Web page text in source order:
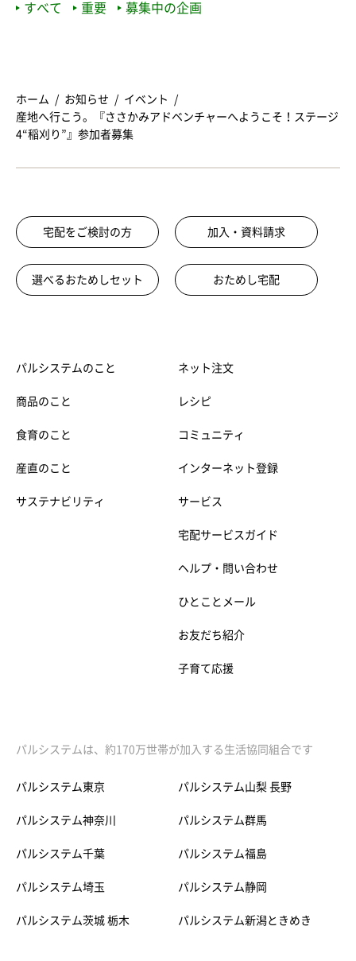
すべて 重要 募集中の企画
ホーム お知らせ
イベント
産地へ行こう。『ささかみアドベンチャーへようこそ！ステージ
4“稲刈り”』参加者募集
宅配をご検討の方 加入・資料請求
選べるおためしセット おためし宅配
パルシステムのこと
商品のこと
食育のこと
産直のこと
サステナビリティ
ネット注文
レシピ
コミュニティ
インターネット登録
サービス
宅配サービスガイド
ヘルプ・問い合わせ
ひとことメール
お友だち紹介
子育て応援
パルシステムは、約170万世帯が加入する生活協同組合です
パルシステム東京
パルシステム神奈川
パルシステム千葉
パルシステム埼玉
パルシステム茨城 栃木
パルシステム山梨 長野
パルシステム群馬
パルシステム福島
パルシステム静岡
パルシステム新潟ときめき